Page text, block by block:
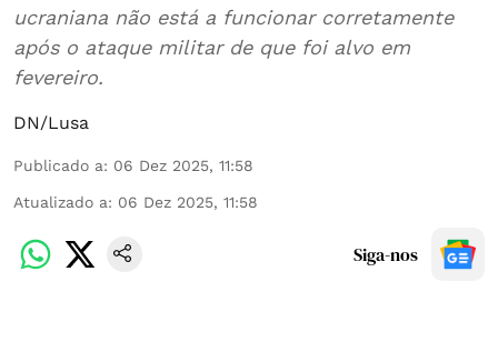
ucraniana não está a funcionar corretamente
após o ataque militar de que foi alvo em
fevereiro.
DN/Lusa
Publicado a: 06 Dez 2025, 11:58
Atualizado a: 06 Dez 2025, 11:58
Siga-nos